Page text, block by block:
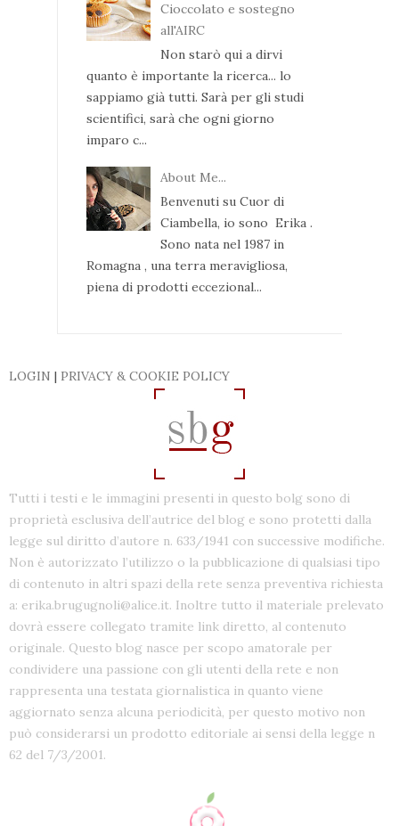
Cioccolato e sostegno
all'AIRC
Non starò qui a dirvi
quanto è importante la ricerca... lo
sappiamo già tutti. Sarà per gli studi
scientifici, sarà che ogni giorno
imparo c...
About Me...
Benvenuti su Cuor di
Ciambella, io sono Erika .
Sono nata nel 1987 in
Romagna , una terra meravigliosa,
piena di prodotti eccezional...
LOGIN | PRIVACY & COOKIE POLICY
Tutti i testi e le immagini presenti in questo bolg sono di
proprietà esclusiva dell’autrice del blog e sono protetti dalla
legge sul diritto d’autore n. 633/1941 con successive modifiche.
Non è autorizzato l’utilizzo o la pubblicazione di qualsiasi tipo
di contenuto in altri spazi della rete senza preventiva richiesta
a: erika.brugugnoli@alice.it. Inoltre tutto il materiale prelevato
dovrà essere collegato tramite link diretto, al contenuto
originale. Questo blog nasce per scopo amatorale per
condividere una passione con gli utenti della rete e non
rappresenta una testata giornalistica in quanto viene
aggiornato senza alcuna periodicità, per questo motivo non
può considerarsi un prodotto editoriale ai sensi della legge n
62 del 7/3/2001.